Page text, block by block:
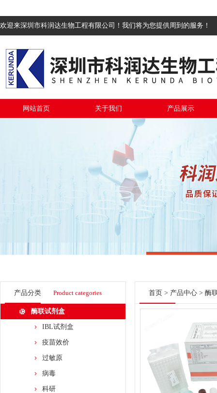
欢迎来深圳市科润达生物工程有限公司！我们将为您提供周到的服务！
网站首页 关于我们 产品展示
产品分类 Product categories
酶联试剂盒
IBL试剂盒
疫苗效价
过敏原
病毒
科研
首页 > 产品中心 > 酶